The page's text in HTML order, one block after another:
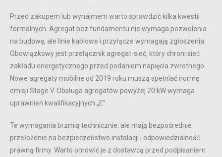
Przed zakupem lub wynajmem warto sprawdzić kilka kwestii
formalnych. Agregat bez fundamentu nie wymaga pozwolenia
na budowę, ale linie kablowe i przyłącze wymagają zgłoszenia.
Obowiązkowy jest przełącznik agregat-sieć, który chroni sieć
zakładu energetycznego przed podaniem napięcia zwrotnego.
Nowe agregaty mobilne od 2019 roku muszą spełniać normę
emisji Stage V. Obsługa agregatów powyżej 20 kW wymaga
uprawnień kwalifikacyjnych „E”.
Te wymagania brzmią technicznie, ale mają bezpośrednie
przełożenie na bezpieczeństwo instalacji i odpowiedzialność
prawną firmy. Warto omówić je z dostawcą przed podpisaniem